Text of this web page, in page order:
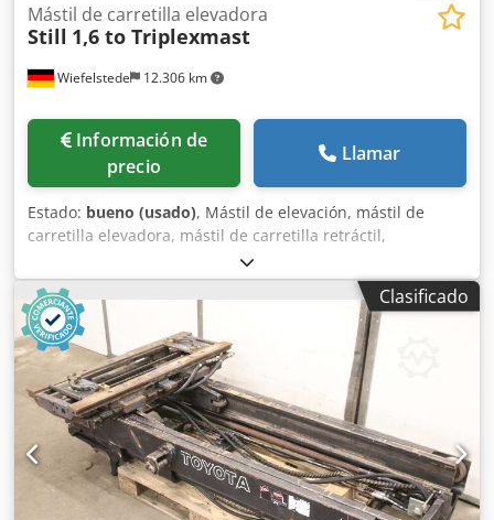
Wiefelstede 12.306 km
Mástil de carretilla elevadora
Still 1,6 to Triplexmast
Información de
precio
Llamar
Estado: bueno (usado), Mástil de elevación, mástil de
carretilla elevadora, mástil de carretilla retráctil,
estructura de elevación, carretilla elevadora trasera, mástil
triplex -Fabricante: Still, mástil de carretilla elevadora
triplex procedente de una carretilla elevadora frontal -
Capacidad de carga: 1600 kg -Anclaje/dimensiones: ver
fotos/dibujo técnico -Dimensiones: 1940/1050/A350 mm
Dkodezg Tu Eepfx Abkjr -Peso: 573 kg
Clasificado